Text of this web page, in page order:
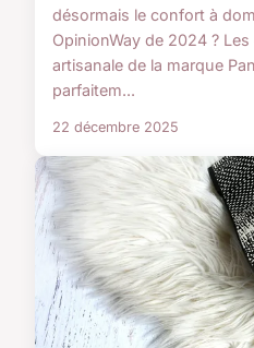
désormais le confort à
OpinionWay de 2024 ?
artisanale de la marque
parfaitem...
22 décembre 2025